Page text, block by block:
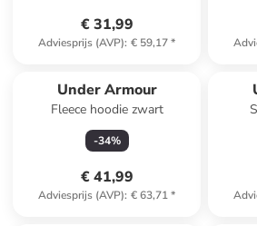
€ 31,99
Adviesprijs (AVP): € 59,17*
Under Armour
Fleece hoodie zwart
-34%
€ 41,99
Adviesprijs (AVP): € 63,71*